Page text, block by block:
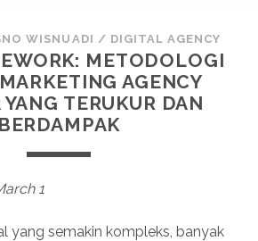
WISNUADI / DIGITAL AGENCY
METODOLOGI
AGENCY
TERUKUR DAN
BERDAMPAK
1
yang semakin kompleks, banyak